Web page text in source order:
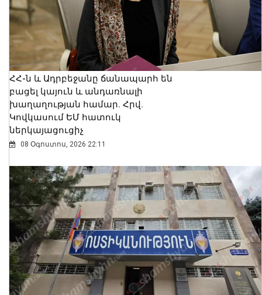
ՀՀ-ն և Ադրբեջանը ճանապարհ են
բացել կայուն և անդառնալի
խաղաղության համար. Հրվ.
Կովկասում ԵՄ հատուկ
ներկայացուցիչ
08 Օգոստոս, 2026 22:11